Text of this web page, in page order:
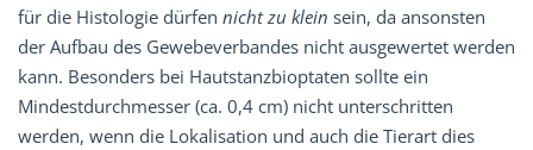
für die Histologie dürfen nicht zu klein sein, da ansonsten
der Aufbau des Gewebeverbandes nicht ausgewertet werden
kann. Besonders bei Hautstanzbioptaten sollte ein
Mindestdurchmesser (ca. 0,4 cm) nicht unterschritten
werden, wenn die Lokalisation und auch die Tierart dies